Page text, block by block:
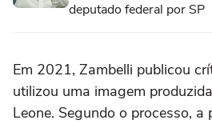
deputado federal por SP
Em 2021, Zambelli publicou
utilizou uma imagem
Leone. Segundo o processo, a